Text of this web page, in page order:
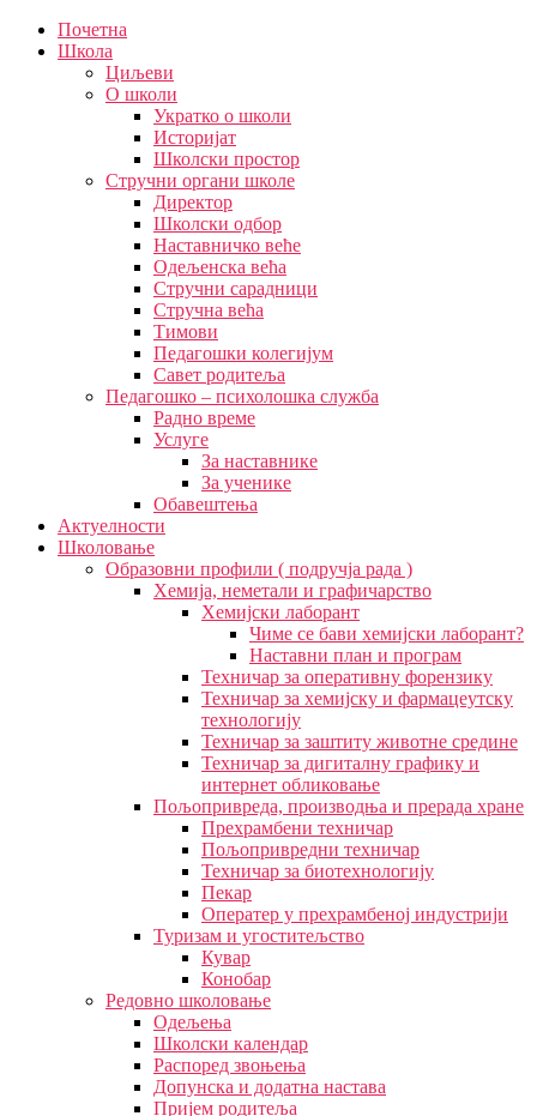
Почетна
Школа
Циљеви
О школи
Укратко о школи
Историјат
Школски простор
Стручни органи школе
Директор
Школски одбор
Наставничко веће
Одељенска већа
Стручни сарадници
Стручна већа
Тимови
Педагошки колегијум
Савет родитеља
Педагошко – психолошка служба
Радно време
Услуге
За наставнике
За ученике
Обавештења
Актуелности
Школовање
Образовни профили ( подручја рада )
Хемија, неметали и графичарство
Хемијски лаборант
Чиме се бави хемијски лаборант?
Наставни план и програм
Техничар за оперативну форензику
Техничар за хемијску и фармацеутску
технологију
Техничар за заштиту животне средине
Техничар за дигиталну графику и
интернет обликовање
Пољопривреда, производња и прерада хране
Прехрамбени техничар
Пољопривредни техничар
Техничар за биотехнологију
Пекар
Оператер у прехрамбеној индустрији
Туризам и угоститељство
Кувар
Конобар
Редовно школовање
Одељења
Школски календар
Распоред звоњења
Допунска и додатна настава
Пријем родитеља